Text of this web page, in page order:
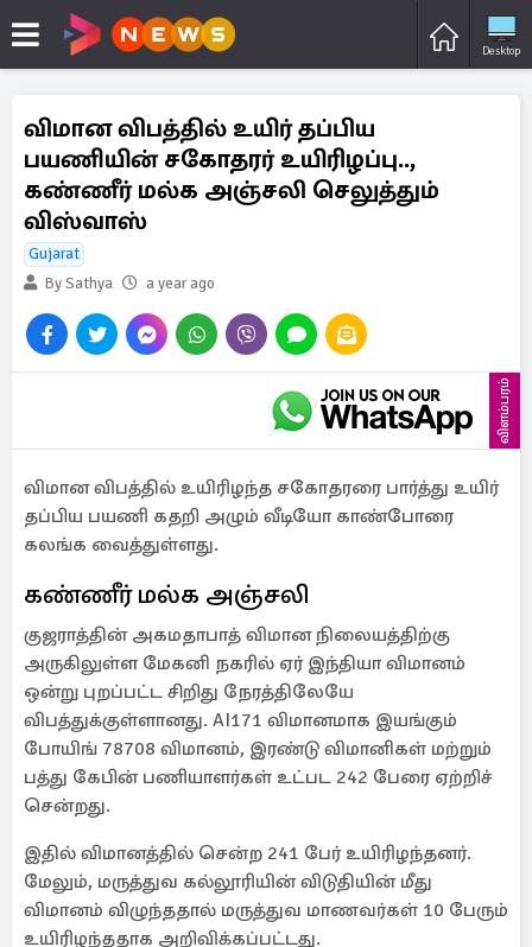
Desktop
விமான விபத்தில் உயிர் தப்பிய
பயணியின் சகோதரர் உயிரிழப்பு..,
கண்ணீர் மல்க அஞ்சலி செலுத்தும்
விஸ்வாஸ்
Gujarat
By Sathya
a year ago
விளம்பரம்
விமான விபத்தில் உயிரிழந்த சகோதரரை பார்த்து உயிர்
தப்பிய பயணி கதறி அழும் வீடியோ காண்போரை
கலங்க வைத்துள்ளது.
கண்ணீர் மல்க அஞ்சலி
குஜராத்தின் அகமதாபாத் விமான நிலையத்திற்கு
அருகிலுள்ள மேகனி நகரில் ஏர் இந்தியா விமானம்
ஒன்று புறப்பட்ட சிறிது நேரத்திலேயே
விபத்துக்குள்ளானது. AI171 விமானமாக இயங்கும்
போயிங் 78708 விமானம், இரண்டு விமானிகள் மற்றும்
பத்து கேபின் பணியாளர்கள் உட்பட 242 பேரை ஏற்றிச்
சென்றது.
இதில் விமானத்தில் சென்ற 241 பேர் உயிரிழந்தனர்.
மேலும், மருத்துவ கல்லூரியின் விடுதியின் மீது
விமானம் விழுந்ததால் மருத்துவ மாணவர்கள் 10 பேரும்
உயிரிழந்ததாக அறிவிக்கப்பட்டது.